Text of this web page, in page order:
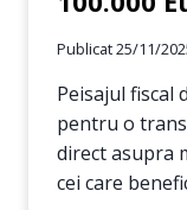
Publicat25/11/
Peisajul fiscal
pentru o
direct asupra
cei care